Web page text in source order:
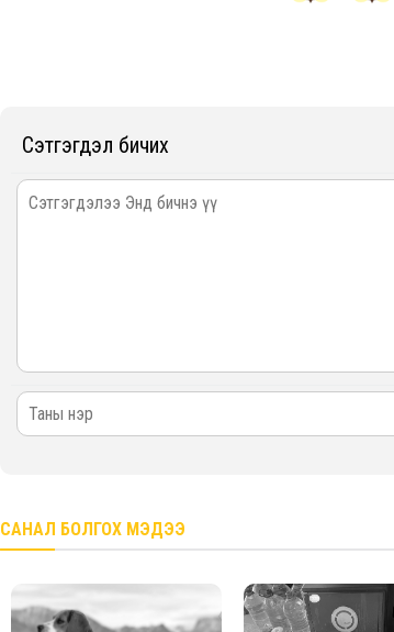
Сэтгэгдэл бичих
САНАЛ БОЛГОХ МЭДЭЭ